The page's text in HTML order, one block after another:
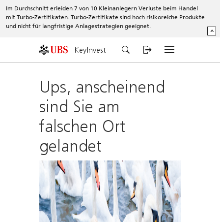
Im Durchschnitt erleiden 7 von 10 Kleinanlegern Verluste beim Handel
mit Turbo-Zertifikaten. Turbo-Zertifikate sind hoch risikoreiche Produkte
und nicht für langfristige Anlagestrategien geeignet.
^
KeyInvest
Ups, anscheinend
sind Sie am
falschen Ort
gelandet